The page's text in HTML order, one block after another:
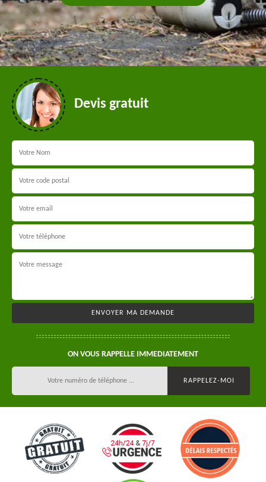
Devis gratuit
ON VOUS RAPPELLE IMMEDIATEMENT